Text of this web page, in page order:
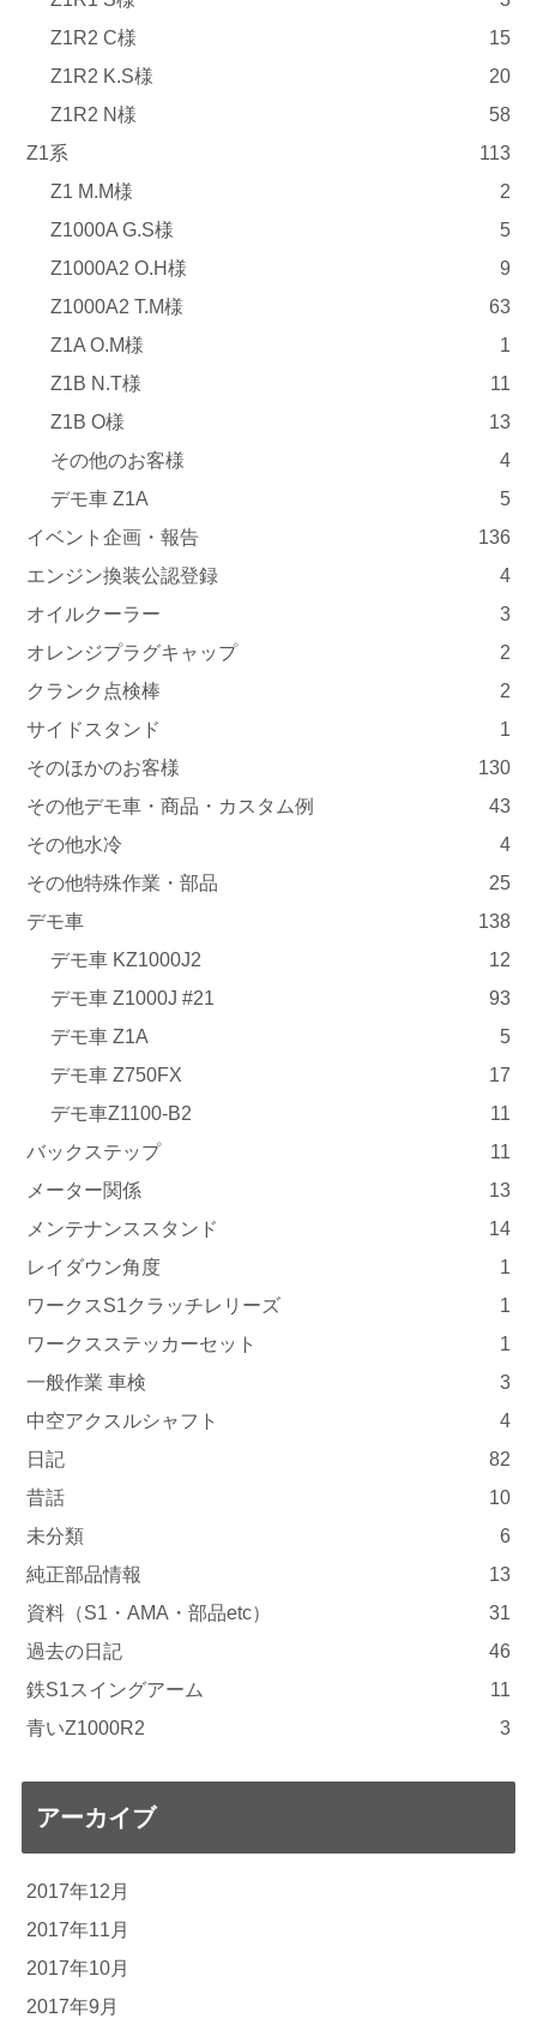
Z1R2 C様
15
Z1R2 K.S様
20
Z1R2 N様
58
Z1系
113
Z1 M.M様
2
Z1000A G.S様
5
Z1000A2 O.H様
9
Z1000A2 T.M様
63
Z1A O.M様
1
Z1B N.T様
11
Z1B O様
13
その他のお客様
4
デモ車 Z1A
5
イベント企画・報告
136
エンジン換装公認登録
4
オイルクーラー
3
オレンジプラグキャップ
2
クランク点検棒
2
サイドスタンド
1
そのほかのお客様
130
その他デモ車・商品・カスタム例
43
その他水冷
4
その他特殊作業・部品
25
デモ車
138
デモ車 KZ1000J2
12
デモ車 Z1000J #21
93
デモ車 Z1A
5
デモ車 Z750FX
17
デモ車Z1100-B2
11
バックステップ
11
メーター関係
13
メンテナンススタンド
14
レイダウン角度
1
ワークスS1クラッチレリーズ
1
ワークスステッカーセット
1
一般作業 車検
3
中空アクスルシャフト
4
日記
82
昔話
10
未分類
6
純正部品情報
13
資料（S1・AMA・部品etc）
31
過去の日記
46
鉄S1スイングアーム
11
青いZ1000R2
3
アーカイブ
2017年12月
2017年11月
2017年10月
2017年9月